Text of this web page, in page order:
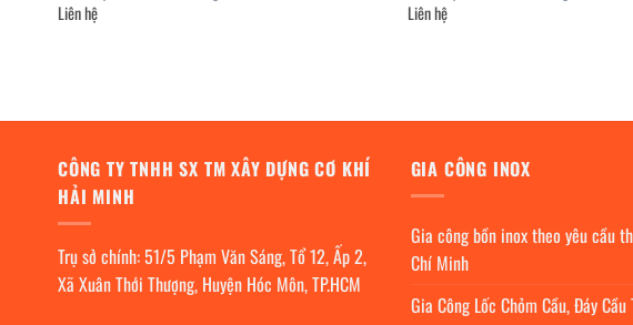
Liên hệ
Liên hệ
CÔNG TY TNHH SX TM XÂY DỰNG CƠ KHÍ
HẢI MINH
Trụ sở chính: 51/5 Phạm Văn Sáng, Tổ 12, Ấp 2,
Xã Xuân Thới Thượng, Huyện Hóc Môn, TP.HCM
GIA CÔNG INOX
Gia công bồn inox theo yêu cầu
Chí Minh
Gia Công Lốc Chỏm Cầu, Đáy Cầu